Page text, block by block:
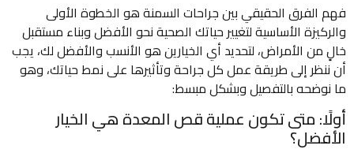
فهم الفرق الحقيقي بين جراحات السمنة هو الخطوة الأولى
والركيزة الأساسية لتغيير حياتك الصحية نحو الأفضل وبناء مستقبل
خالٍ من الأمراض، لتحديد أي الخيارين هو الأنسب والأفضل لك، يجب
أن ننظر إلى طريقة عمل كل جراحة وتأثيرها على نمط حياتك، وهو
ما نوضحه بالتفصيل وبشكل مبسط:
أولًا: متى تكون عملية قص المعدة هي الخيار
الأفضل؟